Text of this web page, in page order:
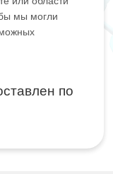
мы могли
по